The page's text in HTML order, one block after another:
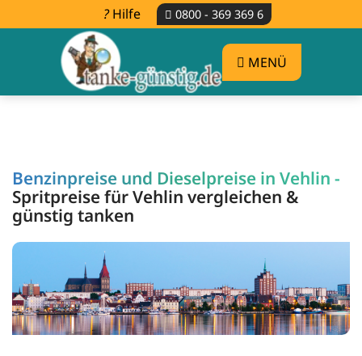
Hilfe 0800 - 369 369 6
MENÜ
Benzinpreise und Dieselpreise in Vehlin -
Spritpreise für Vehlin vergleichen &
günstig tanken